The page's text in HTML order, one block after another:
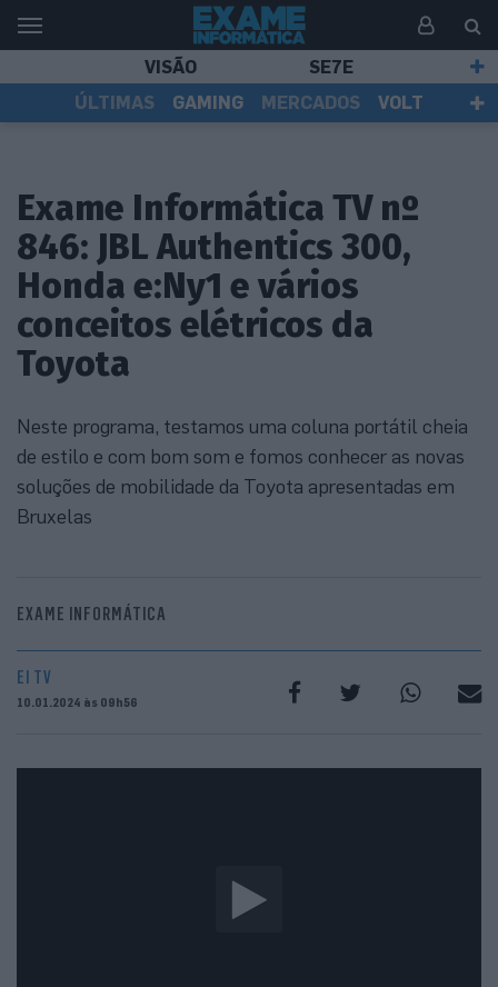
VISÃO
SE7E
ÚLTIMAS
GAMING MERCADOS
VOLT
Exame Informática TV nº
846: JBL Authentics 300,
Honda e:Ny1 e vários
conceitos elétricos da
Toyota
Neste programa, testamos uma coluna portátil cheia
de estilo e com bom som e fomos conhecer as novas
soluções de mobilidade da Toyota apresentadas em
Bruxelas
EXAME INFORMÁTICA
EI TV
10.01.2024 às 09h56